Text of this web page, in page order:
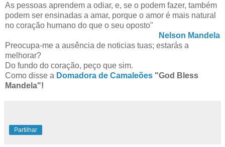
As pessoas aprendem a odiar, e, se o podem fazer, também
podem ser ensinadas a amar, porque o amor é mais natural
no coração humano do que o seu oposto"
Nelson Mandela
Preocupa-me a ausência de noticias tuas; estarás a
melhorar?
Do fundo do coração, peço que sim.
Como disse a Domadora de Camaleões "God Bless
Mandela"!
Partilhar